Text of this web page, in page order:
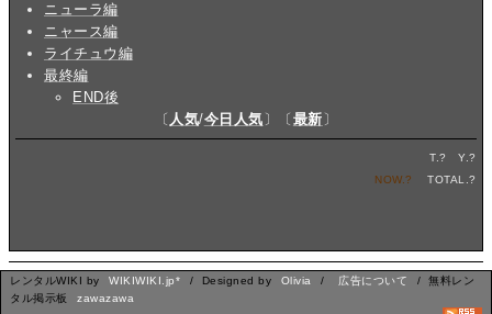
ニューラ編
ニャース編
ライチュウ編
最終編
END後
〔 人気/今日人気 〕〔 最新 〕
T.? Y.?
NOW.? TOTAL.?
レンタルWIKI by WIKIWIKI.jp* / Designed by Olivia / 広告について
/ 無料レン
タル掲示板
zawazawa